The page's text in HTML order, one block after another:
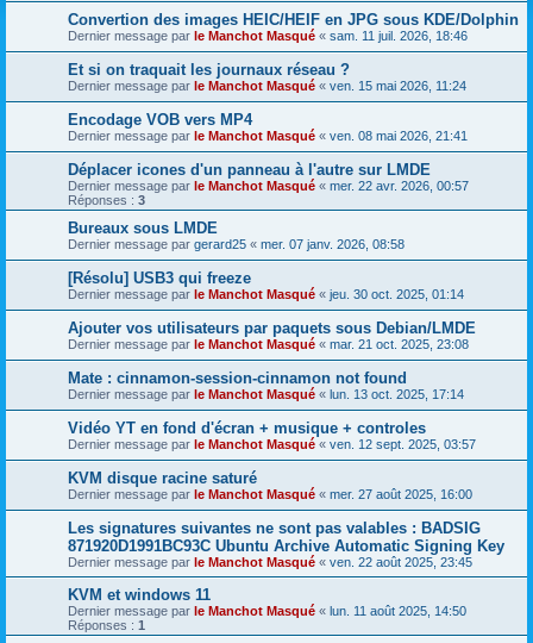
Convertion des images HEIC/HEIF en JPG sous KDE/Dolphin
Dernier message par le Manchot Masqué « sam. 11 juil. 2026, 18:46
Et si on traquait les journaux réseau ?
Dernier message par le Manchot Masqué « ven. 15 mai 2026, 11:24
Encodage VOB vers MP4
Dernier message par le Manchot Masqué « ven. 08 mai 2026, 21:41
Déplacer icones d'un panneau à l'autre sur LMDE
Dernier message par le Manchot Masqué « mer. 22 avr. 2026, 00:57
Réponses : 3
Bureaux sous LMDE
Dernier message par gerard25 « mer. 07 janv. 2026, 08:58
[Résolu] USB3 qui freeze
Dernier message par le Manchot Masqué « jeu. 30 oct. 2025, 01:14
Ajouter vos utilisateurs par paquets sous Debian/LMDE
Dernier message par le Manchot Masqué « mar. 21 oct. 2025, 23:08
Mate : cinnamon-session-cinnamon not found
Dernier message par le Manchot Masqué « lun. 13 oct. 2025, 17:14
Vidéo YT en fond d'écran + musique + controles
Dernier message par le Manchot Masqué « ven. 12 sept. 2025, 03:57
KVM disque racine saturé
Dernier message par le Manchot Masqué « mer. 27 août 2025, 16:00
Les signatures suivantes ne sont pas valables : BADSIG
871920D1991BC93C Ubuntu Archive Automatic Signing Key
Dernier message par le Manchot Masqué « ven. 22 août 2025, 23:45
KVM et windows 11
Dernier message par le Manchot Masqué « lun. 11 août 2025, 14:50
Réponses : 1